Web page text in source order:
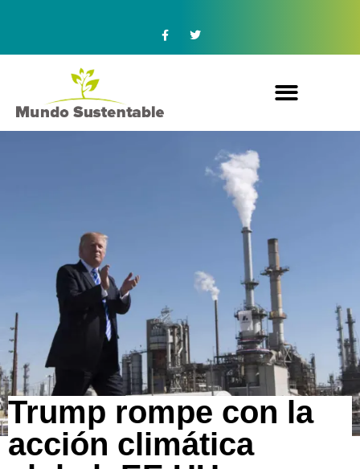
Trump rompe con la
acción climática